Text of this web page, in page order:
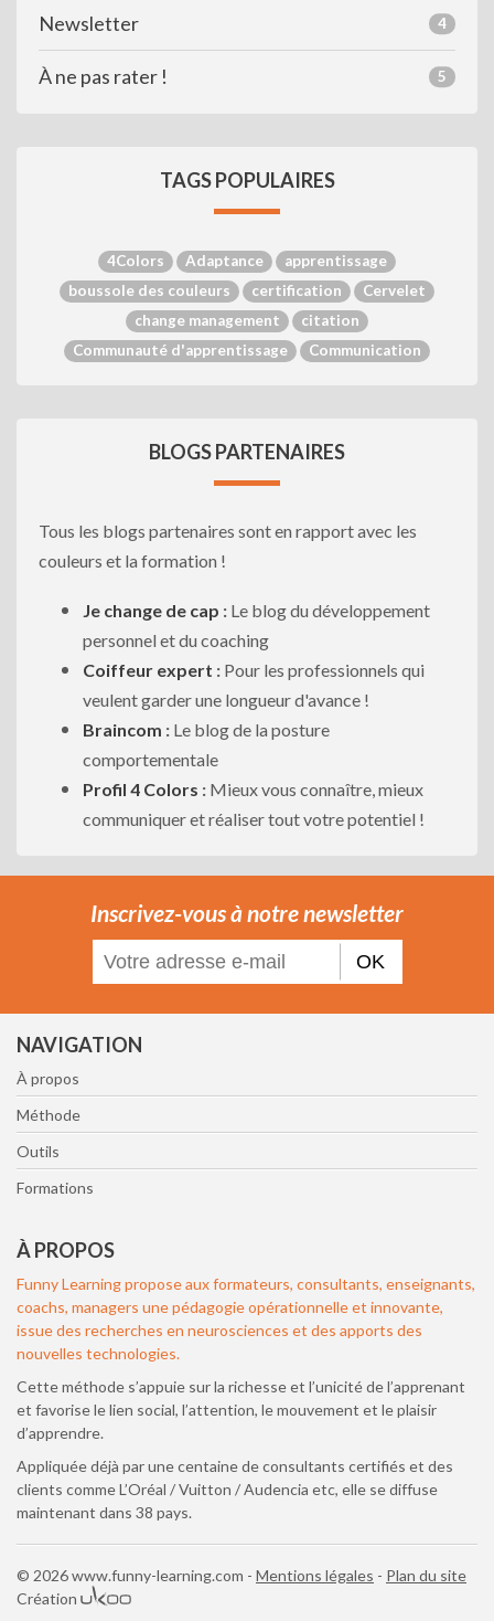
Newsletter 4
À ne pas rater ! 5
TAGS POPULAIRES
4Colors Adaptance
apprentissage
boussole des couleurs
certification
Cervelet
change management
citation
Communauté d'apprentissage
Communication
BLOGS PARTENAIRES
Tous les blogs partenaires sont en rapport avec les
couleurs et la formation !
Je change de cap : Le blog du développement
personnel et du coaching
Coiffeur expert : Pour les professionnels qui
veulent garder une longueur d'avance !
Braincom : Le blog de la posture
comportementale
Profil 4 Colors : Mieux vous connaître, mieux
communiquer et réaliser tout votre potentiel !
Inscrivez-vous à notre newsletter
OK
NAVIGATION
À propos
Méthode
Outils
Formations
À PROPOS
Funny Learning propose aux formateurs, consultants, enseignants,
coachs, managers une pédagogie opérationnelle et innovante,
issue des recherches en neurosciences et des apports des
nouvelles technologies.
Cette méthode s’appuie sur la richesse et l’unicité de l’apprenant
et favorise le lien social, l’attention, le mouvement et le plaisir
d’apprendre.
Appliquée déjà par une centaine de consultants certifiés et des
clients comme L’Oréal / Vuitton / Audencia etc, elle se diffuse
maintenant dans 38 pays.
© 2026 www.funny-learning.com - Mentions légales
Plan du site
Création